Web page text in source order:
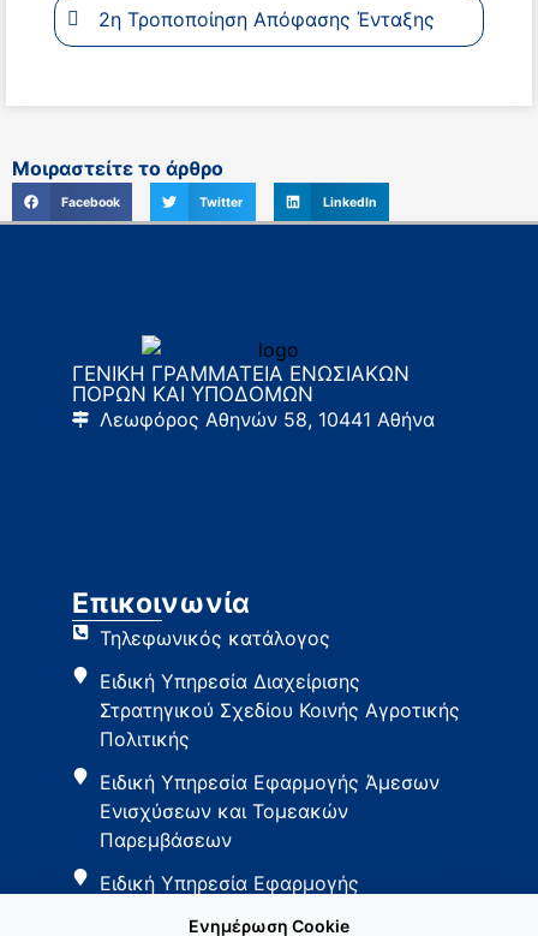
2η Τροποποίηση Απόφασης Ένταξης
Μοιραστείτε το άρθρο
Facebook Twitter LinkedIn
ΓΕΝΙΚΗ ΓΡΑΜΜΑΤΕΙΑ ΕΝΩΣΙΑΚΩΝ
ΠΟΡΩΝ ΚΑΙ ΥΠΟΔΟΜΩΝ
Λεωφόρος Αθηνών 58, 10441 Αθήνα
Επικοινωνία
Τηλεφωνικός κατάλογος
Ειδική Υπηρεσία Διαχείρισης
Στρατηγικού Σχεδίου Κοινής Αγροτικής
Πολιτικής
Ειδική Υπηρεσία Εφαρμογής Άμεσων
Ενισχύσεων και Τομεακών
Παρεμβάσεων
Ειδική Υπηρεσία Εφαρμογής
Ενημέρωση Cookie